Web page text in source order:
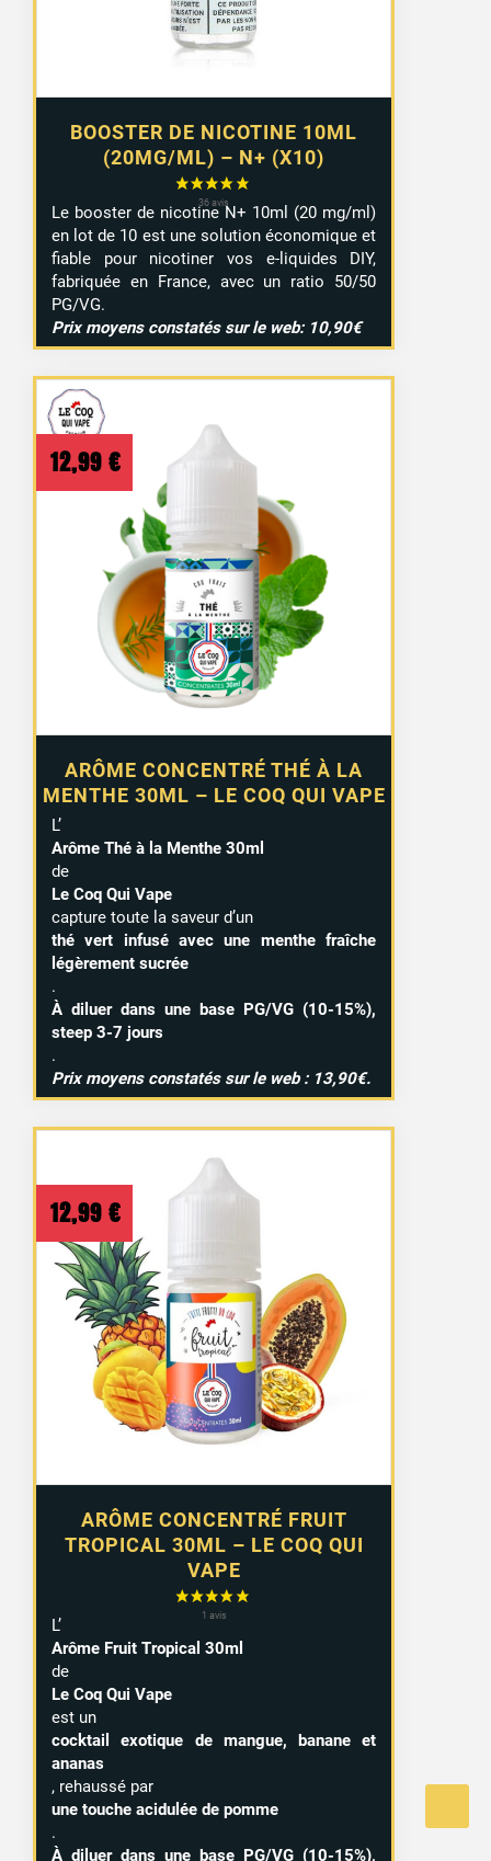
BOOSTER DE NICOTINE 10ML
(20MG/ML) – N+ (X10)
9,29 €
Le booster de nicotine N+ 10ml (20 mg/ml)
en lot de 10 est une solution économique et
fiable pour nicotiner vos e-liquides DIY,
fabriquée en France, avec un ratio 50/50
PG/VG.
Prix moyens constatés sur le web: 10,90€
ARÔME CONCENTRÉ THÉ À LA
MENTHE 30ML – LE COQ QUI VAPE
12,99 €
L’
Arôme Thé à la Menthe 30ml
de
Le Coq Qui Vape
capture toute la saveur d’un
thé vert infusé avec une menthe fraîche
légèrement sucrée
.
À diluer dans une base PG/VG (10-15%),
steep 3-7 jours
.
Prix moyens constatés sur le web : 13,90€.
ARÔME CONCENTRÉ FRUIT
TROPICAL 30ML – LE COQ QUI
VAPE
12,99 €
L’
Arôme Fruit Tropical 30ml
de
Le Coq Qui Vape
est un
cocktail exotique de mangue, banane et
ananas
, rehaussé par
une touche acidulée de pomme
.
À diluer dans une base PG/VG (10-15%),